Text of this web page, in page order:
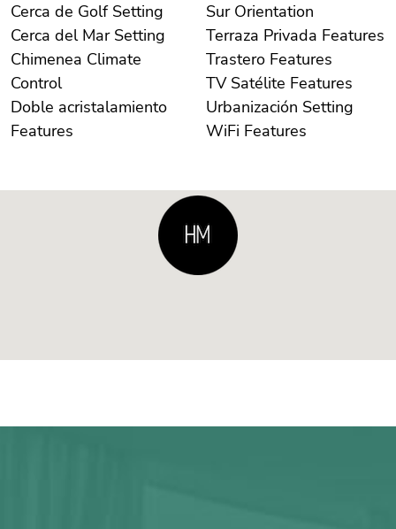
Cerca de Golf Setting
Cerca del Mar Setting
Chimenea Climate
Control
Doble acristalamiento
Features
Sur Orientation
Terraza Privada Features
Trastero Features
TV Satélite Features
Urbanización Setting
WiFi Features